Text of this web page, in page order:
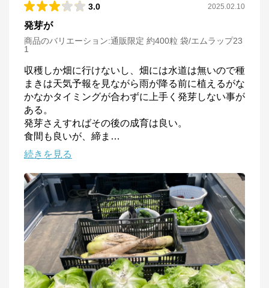
3.0 2025.02.10
発芽が
商品のバリエーション:通販限定 約400粒 袋/エムラップ23
1
収穫しか畑に行けないし、畑には水道は無いので種
まきは天気予報を見ながら雨が降る前に植えるがな
かなかタイミングが合わずに上手く発芽しない事が
ある。
発芽さえすればその後の成育は良い。
食間も良いが、締ま …
続きを見る